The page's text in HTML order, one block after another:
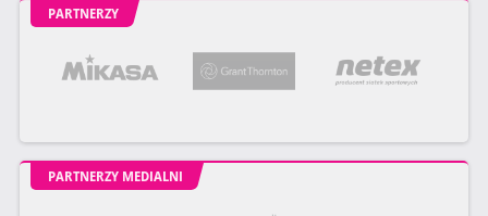
PARTNERZY
PARTNERZY MEDIALNI